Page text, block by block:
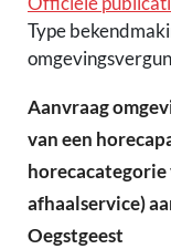
Type
Aanvraag
van een
horecacategorie
afhaalservice)
Oegstgeest